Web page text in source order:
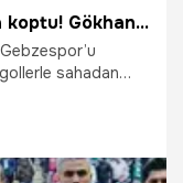
Bursa’da 'Cendere' çaldı, fırtına koptu! Gökhan Kırdar coşturdu, Timsah Gebze'yi devirdi
sahadan